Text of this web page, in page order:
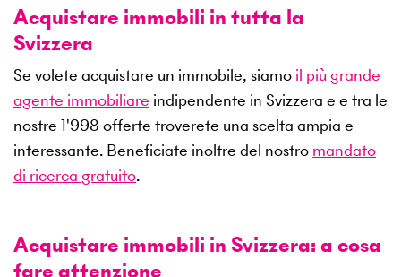
Acquistare immobili in tutta la
Svizzera
Se volete acquistare un immobile, siamo il più grande
agente immobiliare indipendente in Svizzera e e tra le
nostre 1'998 offerte troverete una scelta ampia e
interessante. Beneficiate inoltre del nostro mandato
di ricerca gratuito.
Acquistare immobili in Svizzera: a cosa
fare attenzione